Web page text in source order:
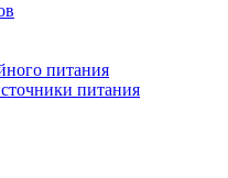
питания
питания